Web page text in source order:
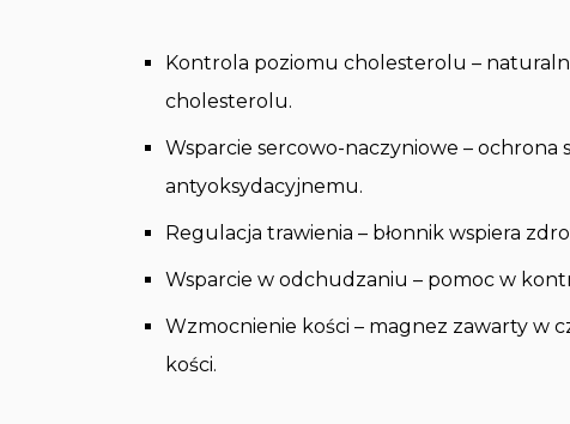
Kontrola poziomu cholesterolu –
cholesterolu.
Wsparcie sercowo-naczyniowe – ochrona
antyoksydacyjnemu.
Regulacja trawienia – błonnik wspiera
Wsparcie w odchudzaniu – pomoc w
Wzmocnienie kości – magnez zawarty w
kości.